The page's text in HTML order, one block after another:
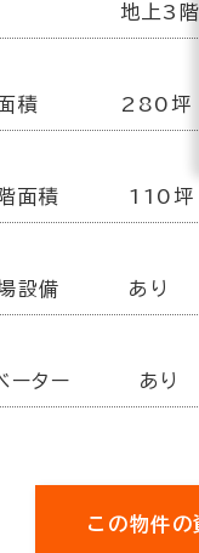
地上3階
積 280坪
面積 110坪
設備 あり
ーター あり
この物件の